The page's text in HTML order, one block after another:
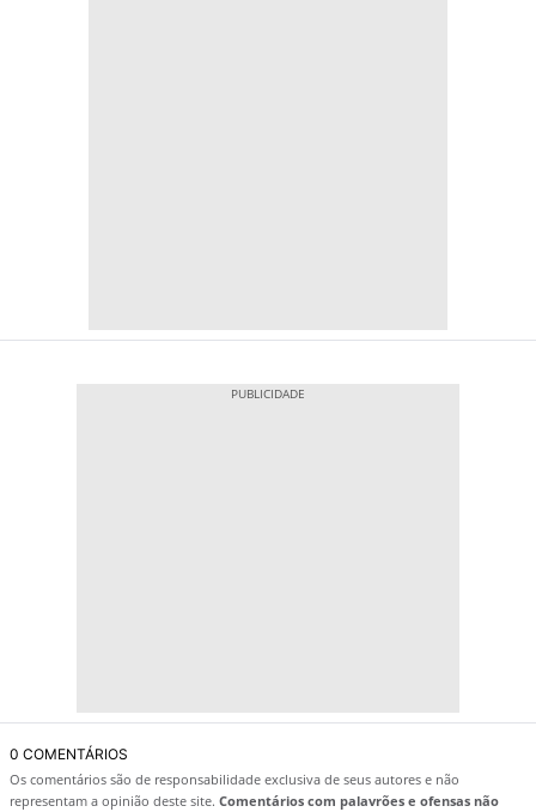
0 COMENTÁRIOS
Os comentários são de responsabilidade exclusiva de seus autores e não
representam a opinião deste site. Comentários com palavrões e ofensas não